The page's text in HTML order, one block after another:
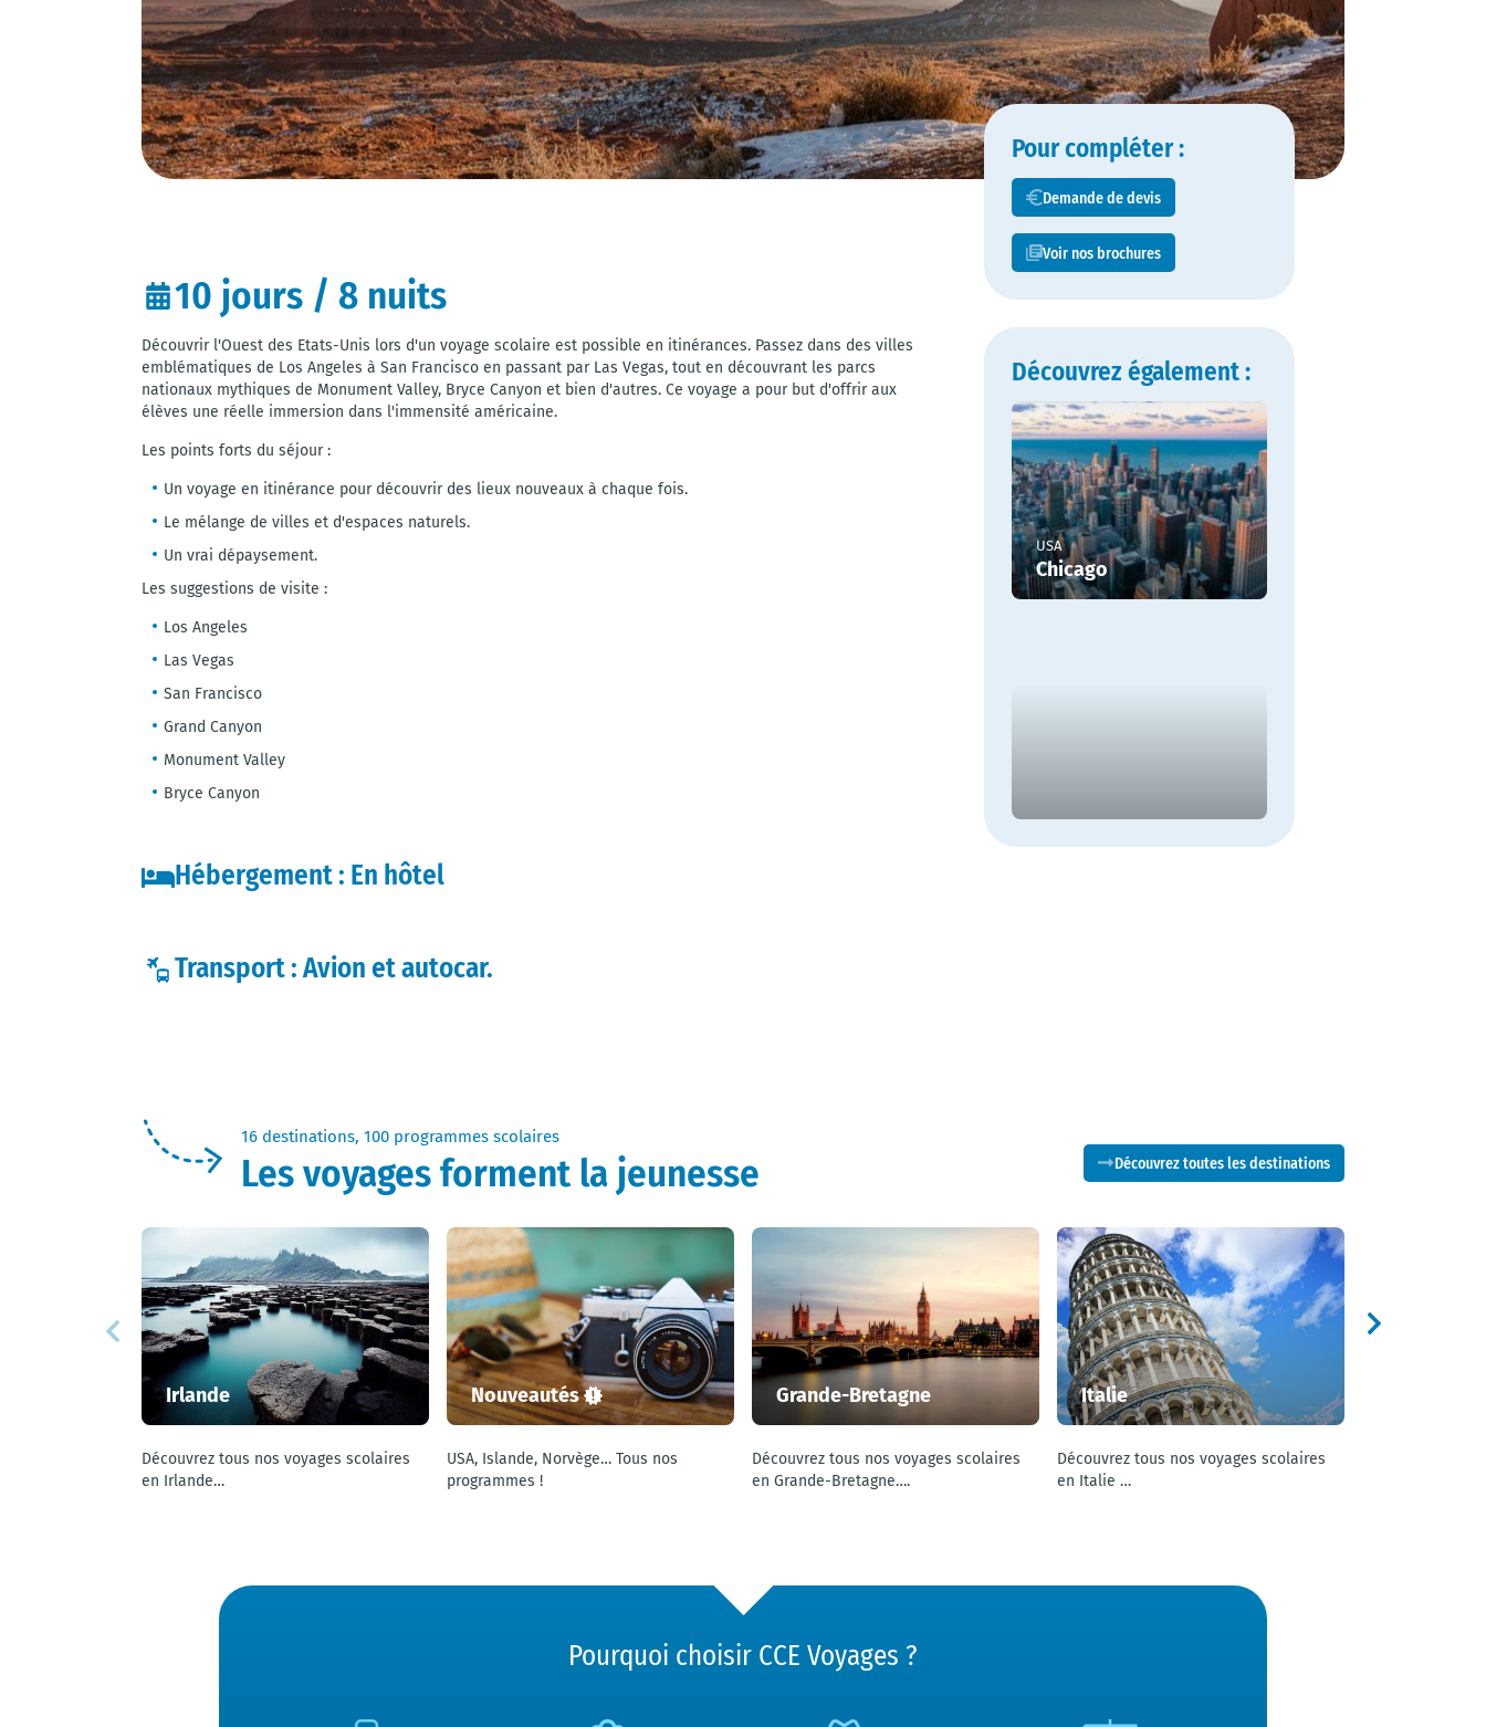
10 jours / 8 nuits
Découvrir l'Ouest des Etats-Unis lors d'un voyage scolaire est possible en itinérances. Passez dans des villes
emblématiques de Los Angeles à San Francisco en passant par Las Vegas, tout en découvrant les parcs
nationaux mythiques de Monument Valley, Bryce Canyon et bien d'autres. Ce voyage a pour but d'offrir aux
élèves une réelle immersion dans l'immensité américaine.
Les points forts du séjour :
Un voyage en itinérance pour découvrir des lieux nouveaux à chaque fois.
Le mélange de villes et d'espaces naturels.
Un vrai dépaysement.
Les suggestions de visite :
Los Angeles
Las Vegas
San Francisco
Grand Canyon
Monument Valley
Bryce Canyon
Hébergement : En hôtel
Transport : Avion et autocar.
Pour compléter :
Demande de devis
Voir nos brochures
Découvrez également :
USA
Chicago
16 destinations, 100 programmes scolaires
Les voyages forment la jeunesse Découvrez toutes les destinations
Irlande
Découvrez tous nos voyages scolaires
en Irlande…
Nouveautés
USA, Islande, Norvège… Tous nos
programmes !
Grande-Bretagne
Découvrez tous nos voyages scolaires
en Grande-Bretagne….
Italie
Découvrez tous nos voyages scolaires
en Italie …
Pourquoi choisir CCE Voyages ?